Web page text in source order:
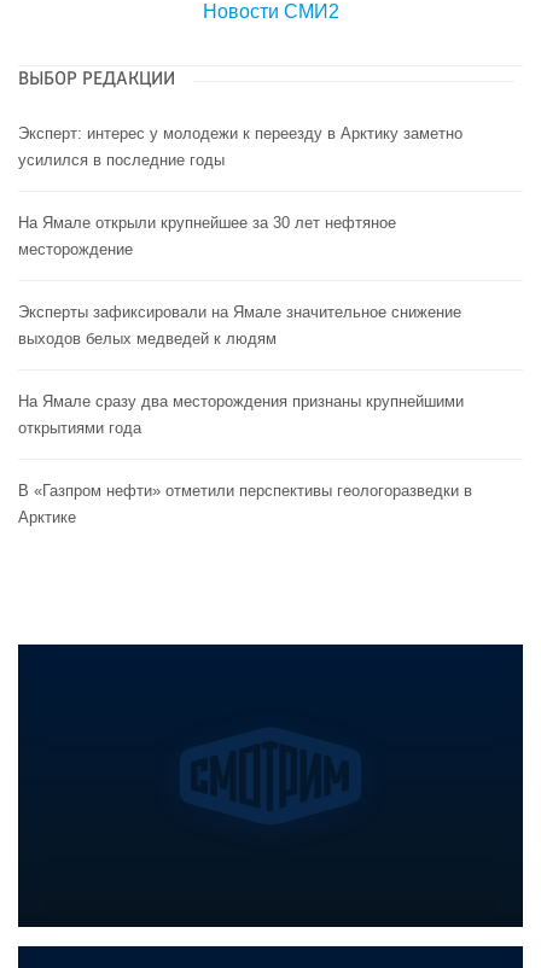
Новости СМИ2
ВЫБОР РЕДАКЦИИ
Эксперт: интерес у молодежи к переезду в Арктику заметно
усилился в последние годы
На Ямале открыли крупнейшее за 30 лет нефтяное
месторождение
Эксперты зафиксировали на Ямале значительное снижение
выходов белых медведей к людям
На Ямале сразу два месторождения признаны крупнейшими
открытиями года
В «Газпром нефти» отметили перспективы геологоразведки в
Арктике